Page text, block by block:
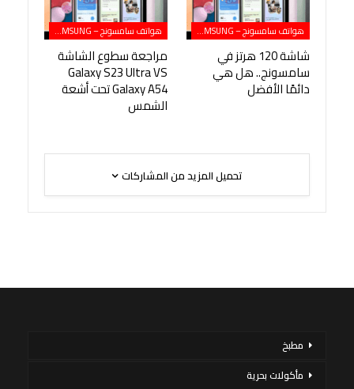
هواتف سامسونج – SAMSUNG
شاشة 120 هرتز في
سامسونج.. هل هي
دائمًا الأفضل
هواتف سامسونج – SAMSUNG
مراجعة سطوع الشاشة
Galaxy S23 Ultra VS
Galaxy A54 تحت أشعة
الشمس
تحميل المزيد من المشاركات
مطبخ
مأكولات بحرية